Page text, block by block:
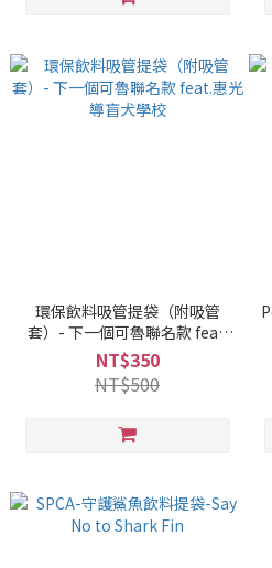
環保飲料吸管提袋（附吸管
套）- 下一個可魯聯名款 feat.
惠光導盲犬學校
NT$350
NT$500